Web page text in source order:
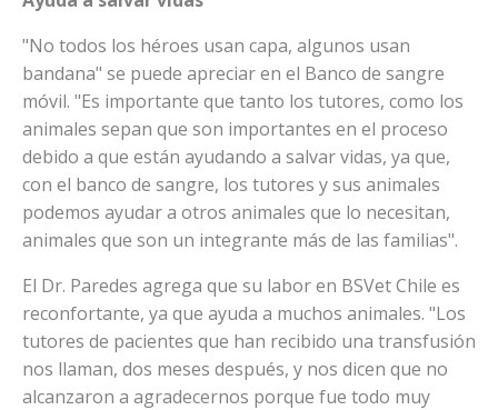
"No todos los héroes usan capa, algunos usan
bandana" se puede apreciar en el Banco de sangre
móvil. "Es importante que tanto los tutores, como los
animales sepan que son importantes en el proceso
debido a que están ayudando a salvar vidas, ya que,
con el banco de sangre, los tutores y sus animales
podemos ayudar a otros animales que lo necesitan,
animales que son un integrante más de las familias".
El Dr. Paredes agrega que su labor en BSVet Chile es
reconfortante, ya que ayuda a muchos animales. "Los
tutores de pacientes que han recibido una transfusión
nos llaman, dos meses después, y nos dicen que no
alcanzaron a agradecernos porque fue todo muy